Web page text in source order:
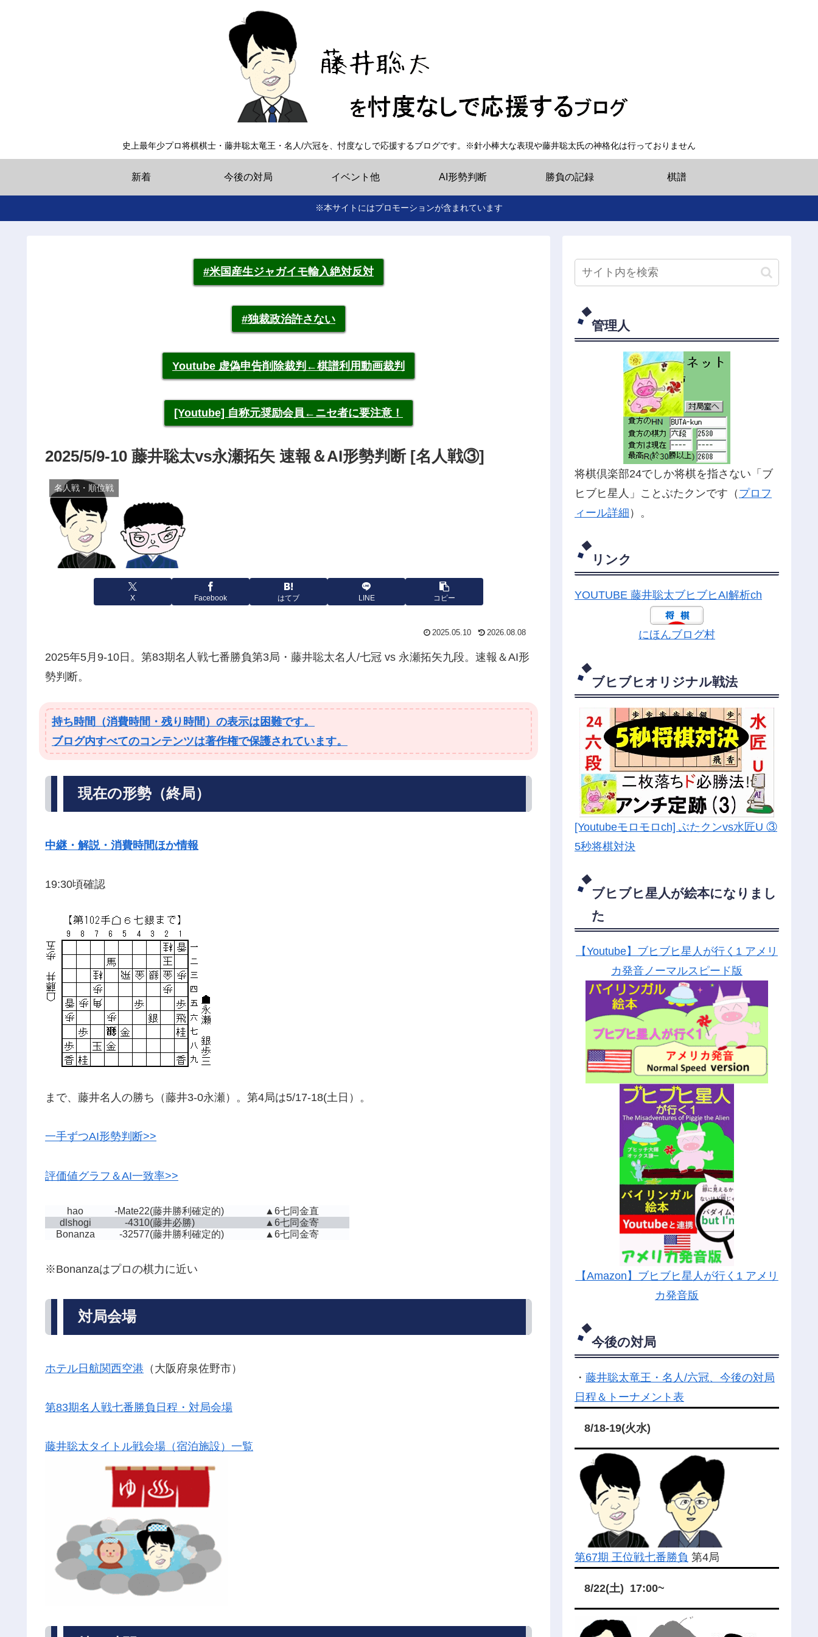
史上最年少プロ将棋棋士・藤井聡太竜王・名人/六冠を、忖度なしで応援するブログです。※針小棒大な表現や藤井聡太氏の神格化は行っておりません
新着 今後の対局 イベント他 AI形勢判断 勝負の記録 棋譜
※本サイトにはプロモーションが含まれています
#米国産生ジャガイモ輸入絶対反対
#独裁政治許さない
Youtube 虚偽申告削除裁判←棋譜利用動画裁判
[Youtube] 自称元奨励会員←ニセ者に要注意！
2025/5/9-10 藤井聡太vs永瀬拓矢 速報＆AI形勢判断 [名人戦③]
名人戦・順位戦
X Facebook はてブ LINE コピー
2025.05.10 2026.08.08
2025年5月9-10日。第83期名人戦七番勝負第3局・藤井聡太名人/七冠 vs 永瀬拓矢九段。速報＆AI形
勢判断。
持ち時間（消費時間・残り時間）の表示は困難です。
ブログ内すべてのコンテンツは著作権で保護されています。
現在の形勢（終局）
中継・解説・消費時間ほか情報
19:30頃確認
まで、藤井名人の勝ち（藤井3-0永瀬）。第4局は5/17-18(土日）。
一手ずつAI形勢判断>>
評価値グラフ＆AI一致率>>
hao -Mate22(藤井勝利確定的)
▲6七同金直
dlshogi
-4310(藤井必勝)
▲6七同金寄
Bonanza
-32577(藤井勝利確定的) ▲6七同金寄
※Bonanzaはプロの棋力に近い
対局会場
ホテル日航関西空港 （大阪府泉佐野市）
第83期名人戦七番勝負日程・対局会場
藤井聡太タイトル戦会場（宿泊施設）一覧
管理人
将棋倶楽部24でしか将棋を指さない「ブ
ヒブヒ星人」ことぶたクンです（ プロフ
ィール詳細 ）。
リンク
YOUTUBE 藤井聡太ブヒブヒAI解析ch
にほんブログ村
ブヒブヒオリジナル戦法
[Youtubeモロモロch] ぶたクンvs水匠U ③
5秒将棋対決
ブヒブヒ星人が絵本になりまし
た
【Youtube】ブヒブヒ星人が行く1 アメリ
カ発音ノーマルスピード版
【Amazon】ブヒブヒ星人が行く1 アメリ
カ発音版
今後の対局
・ 藤井聡太竜王・名人/六冠、今後の対局
日程＆トーナメント表
8/18-19(火水)
第67期 王位戦七番勝負 第4局
8/22(土) 17:00~